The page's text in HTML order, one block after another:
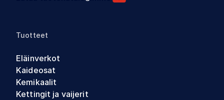
Tuotteet
Eläinverkot
Kaideosat
Kemikaalit
Kettingit ja vaijerit